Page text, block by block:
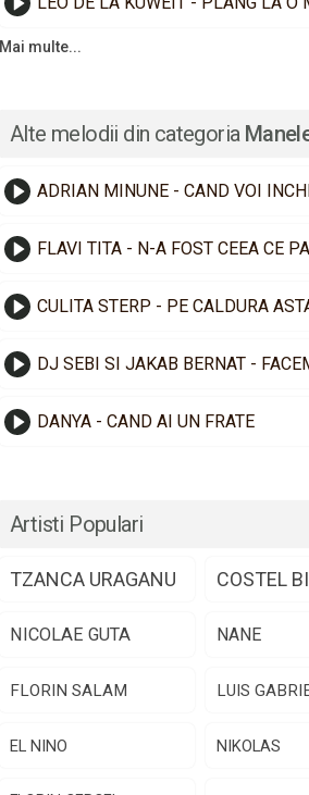
Mai multe...
Alte melodii din categoria
ADRIAN MINUNE - CAND VOI
FLAVI TITA - N-A FOST CEEA CE
CULITA STERP - PE CALDURA
DJ SEBI SI JAKAB BERNAT -
DANYA - CAND AI UN FRATE
Artisti Populari
TZANCA URAGANU COSTEL
NICOLAE GUTA NANE
FLORIN SALAM LUIS
EL NINO NIKOLAS